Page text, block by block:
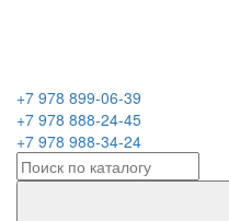
+7 978 899-06-39
+7 978 888-24-45
+7 978 988-34-24